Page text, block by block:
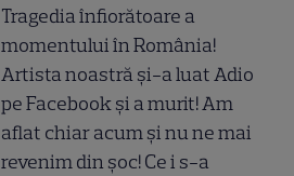
Tragedia înfiorătoare a
momentului în România!
Artista noastră și-a luat Adio
pe Facebook și a murit! Am
aflat chiar acum și nu ne mai
revenim din șoc! Ce i s-a